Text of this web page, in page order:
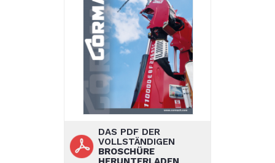
DAS PDF DER
VOLLSTÄNDIGEN
BROSCHÜRE